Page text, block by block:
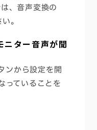
、音声変換の
。
ニター音声が聞
ンから設定を開
っていることを